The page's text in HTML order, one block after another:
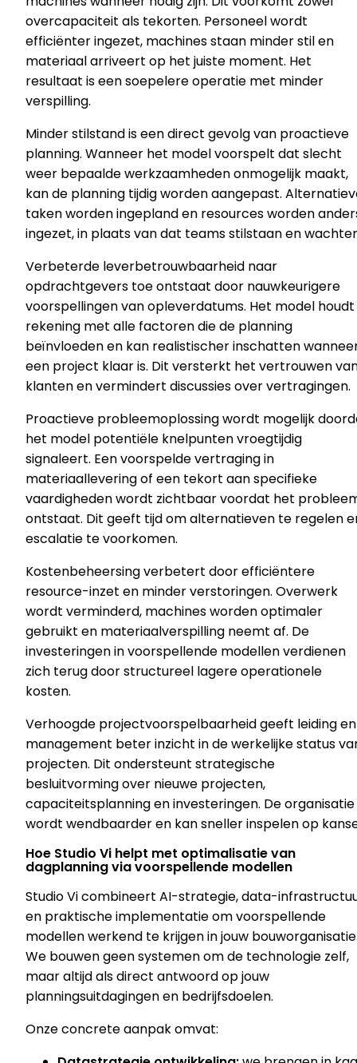
overcapaciteit als tekorten. Personeel wordt
efficiënter ingezet, machines staan minder stil en
materiaal arriveert op het juiste moment. Het
resultaat is een soepelere operatie met minder
verspilling.
Minder stilstand is een direct gevolg van proactieve
planning. Wanneer het model voorspelt dat slecht
weer bepaalde werkzaamheden onmogelijk maakt,
kan de planning tijdig worden aangepast.
taken worden ingepland en resources worden
ingezet, in plaats van dat teams stilstaan en
Verbeterde leverbetrouwbaarheid naar
opdrachtgevers toe ontstaat door nauwkeurigere
voorspellingen van opleverdatums. Het model houdt
rekening met alle factoren die de planning
beïnvloeden en kan realistischer inschatten
een project klaar is. Dit versterkt het vertrouwen
klanten en vermindert discussies over vertragingen.
Proactieve probleemoplossing wordt mogelijk
het model potentiële knelpunten vroegtijdig
signaleert. Een voorspelde vertraging in
materiaallevering of een tekort aan specifieke
vaardigheden wordt zichtbaar voordat het
ontstaat. Dit geeft tijd om alternatieven te regelen
escalatie te voorkomen.
Kostenbeheersing verbetert door efficiëntere
resource-inzet en minder verstoringen. Overwerk
wordt verminderd, machines worden optimaler
gebruikt en materiaalverspilling neemt af. De
investeringen in voorspellende modellen verdienen
zich terug door structureel lagere operationele
kosten.
Verhoogde projectvoorspelbaarheid geeft leiding en
management beter inzicht in de werkelijke status
projecten. Dit ondersteunt strategische
besluitvorming over nieuwe projecten,
capaciteitsplanning en investeringen. De organisatie
wordt wendbaarder en kan sneller inspelen op
Hoe Studio Vi helpt met optimalisatie van
dagplanning via voorspellende modellen
Studio Vi combineert AI-strategie, data-
en praktische implementatie om voorspellende
modellen werkend te krijgen in jouw
We bouwen geen systemen om de technologie zelf,
maar altijd als direct antwoord op jouw
planningsuitdagingen en bedrijfsdoelen.
Onze concrete aanpak omvat: